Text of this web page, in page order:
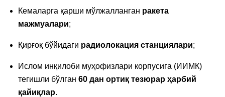
Кемаларга қарши мўлжалланган ракета
мажмуалари;
Қирғоқ бўйидаги радиолокация станциялари;
Ислом инқилоби муҳофизлари корпусига (ИИМК)
тегишли бўлган 60 дан ортиқ тезюрар ҳарбий
қайиқлар.